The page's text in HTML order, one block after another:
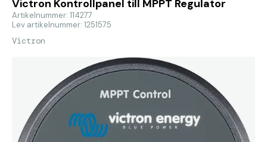
Victron Kontrollpanel till MPPT Regulator
Artikelnummer: 114277
Lev artikelnummer: 1251575
Victron